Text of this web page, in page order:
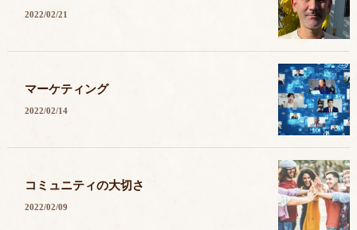
2022/02/21
マーケティング
2022/02/14
コミュニティの大切さ
2022/02/09